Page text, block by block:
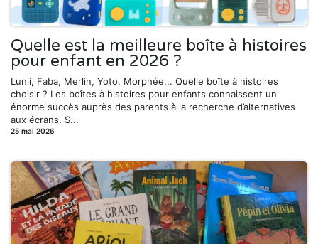
Quelle est la meilleure boîte à histoires
pour enfant en 2026 ?
Lunii, Faba, Merlin, Yoto, Morphée... Quelle boîte à histoires
choisir ? Les boîtes à histoires pour enfants connaissent un
énorme succès auprès des parents à la recherche d’alternatives
aux écrans. S...
25 mai 2026